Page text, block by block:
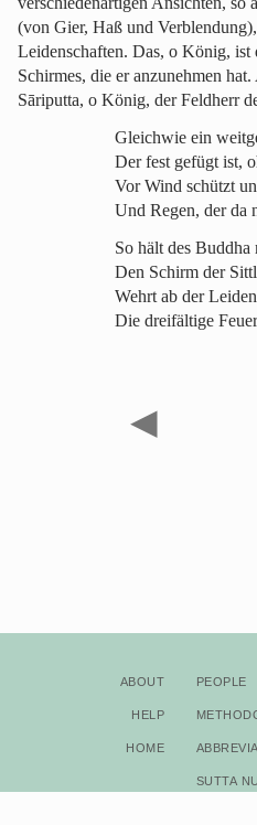
(von Gier, Haß und
Leidenschaften. Das, o König, ist
Schirmes, die er anzunehmen
Sāriputta, o König, der Feldherr
Gleichwie ein
Der fest gefügt ist,
Vor Wind schützt
Und Regen, der da
So hält des Buddha
Den Schirm der
Wehrt ab der
Die dreifältige
◀
About
Help
Home
People
Sutta